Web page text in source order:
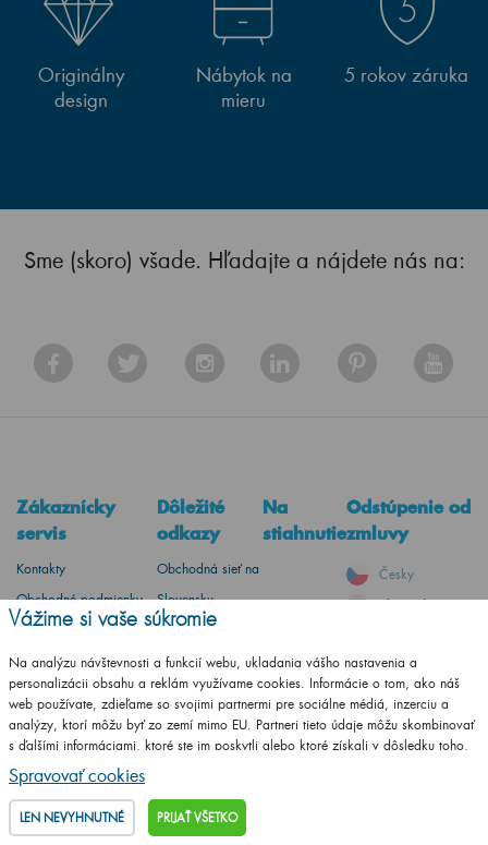
Originálny
design
Nábytok na
mieru
5 rokov záruka
Sme (skoro) všade. Hľadajte a nájdete nás na:
Zákaznícky
servis
Kontakty
Obchodné podmienky
Dreja na mieru
Odstúpenie od zmluvy
Reklamačný poriadok
Doprava a platba
Zásady spracovania
súborov cookies
Dôležité
odkazy
Obchodná sieť na
Slovensku
Montážne návody
Naše certifikáty
Predajňa
Na stiahnutie
Konfigurátor pre
Katalóg na
Na
stiahnutie
Odstúpenie od
zmluvy
Česky
Slovensky
Vážime si vaše súkromie
Na analýzu návštevnosti a funkcií webu, ukladania vášho nastavenia a
personalizácii obsahu a reklám využívame cookies. Informácie o tom, ako náš
web používate, zdieľame so svojimi partnermi pre sociálne médiá, inzerciu a
analýzy, ktorí môžu byť zo zemí mimo EU. Partneri tieto údaje môžu skombinovať
s ďalšími informáciami, ktoré ste im poskytli alebo ktoré získali v dôsledku toho,
že používate ich služby.
Spravovať cookies
LEN NEVYHNUTNÉ PRIJAŤ VŠETKO